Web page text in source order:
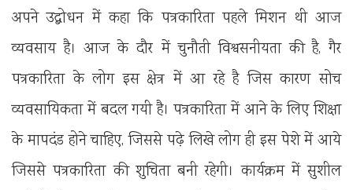
अपने उद्बोधन में कहा कि पत्रकारिता पहले मिशन थी आज
व्यवसाय है। आज के दौर में चुनौती विश्वसनीयता की है, गैर
पत्रकारिता के लोग इस क्षेत्र में आ रहे है जिस कारण सोच
व्यवसायिकता में बदल गयी है। पत्रकारिता में आने के लिए शिक्षा
के मापदंड होने चाहिए, जिससे पढ़े लिखे लोग ही इस पेशे में आये
जिससे पत्रकारिता की शुचिता बनी रहेगी। कार्यक्रम में सुशील